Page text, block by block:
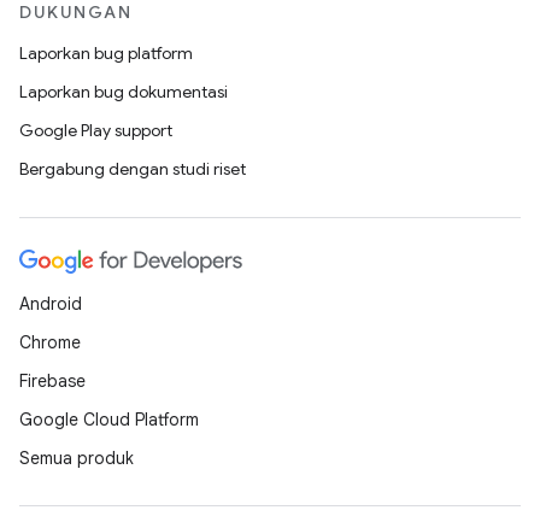
DUKUNGAN
Laporkan bug platform
Laporkan bug dokumentasi
Google Play support
Bergabung dengan studi riset
Android
Chrome
Firebase
Google Cloud Platform
Semua produk